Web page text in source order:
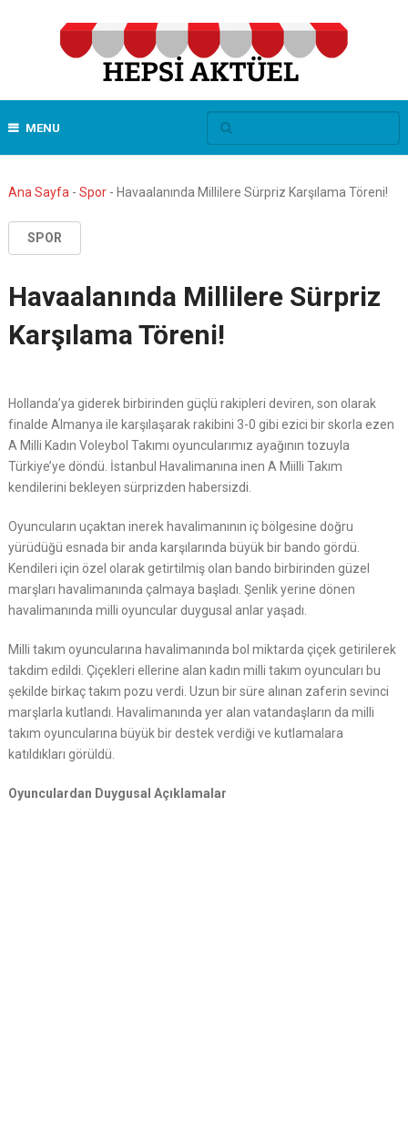
MENU
Ana Sayfa - Spor- Havaalanında Millilere Sürpriz Karşılama Töreni!
SPOR
Havaalanında Millilere Sürpriz
Karşılama Töreni!
Hollanda’ya giderek birbirinden güçlü rakipleri deviren, son olarak
finalde Almanya ile karşılaşarak rakibini 3-0 gibi ezici bir skorla ezen
A Milli Kadın Voleybol Takımı oyuncularımız ayağının tozuyla
Türkiye’ye döndü. İstanbul Havalimanına inen A Miilli Takım
kendilerini bekleyen sürprizden habersizdi.
Oyuncuların uçaktan inerek havalimanının iç bölgesine doğru
yürüdüğü esnada bir anda karşılarında büyük bir bando gördü.
Kendileri için özel olarak getirtilmiş olan bando birbirinden güzel
marşları havalimanında çalmaya başladı. Şenlik yerine dönen
havalimanında milli oyuncular duygusal anlar yaşadı.
Milli takım oyuncularına havalimanında bol miktarda çiçek getirilerek
takdim edildi. Çiçekleri ellerine alan kadın milli takım oyuncuları bu
şekilde birkaç takım pozu verdi. Uzun bir süre alınan zaferin sevinci
marşlarla kutlandı. Havalimanında yer alan vatandaşların da milli
takım oyuncularına büyük bir destek verdiği ve kutlamalara
katıldıkları görüldü.
Oyunculardan Duygusal Açıklamalar